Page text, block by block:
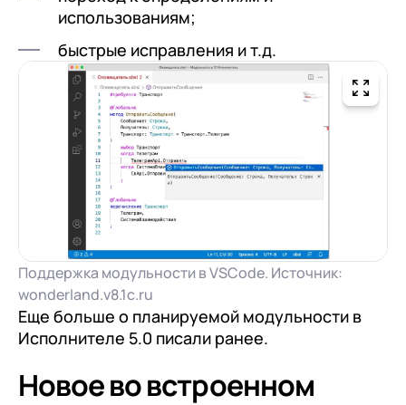
использованиям;
быстрые исправления и т.д.
Поддержка модульности в VSCode. Источник:
wonderland.v8.1c.ru
Еще больше о планируемой модульности в
Исполнителе 5.0 писали ранее.
Новое во встроенном
1С-Отчетность
1С:Фреш
Доки 1С